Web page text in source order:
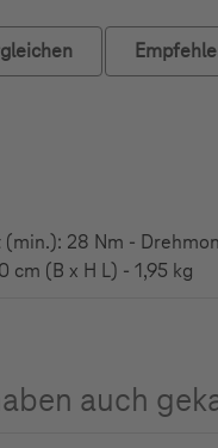
28 Nm -
(B x H L) - 1,95 kg
auch